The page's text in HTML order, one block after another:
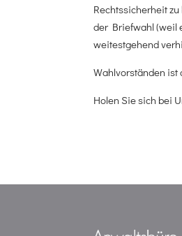
Rechtssicherheit
der Briefwahl (weil
weitestgehend
Wahlvorständen
Holen Sie sich bei